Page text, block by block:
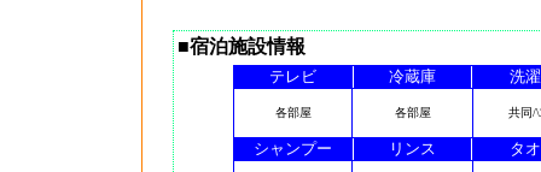
■宿泊施設情報
テレビ 冷蔵庫 洗
各部屋 各部屋 共同/
シャンプー リンス タ